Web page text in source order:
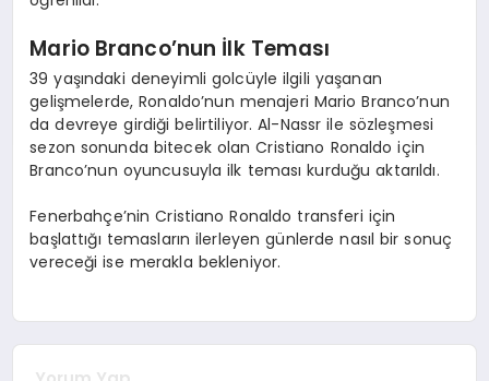
Mario Branco’nun İlk Teması
39 yaşındaki deneyimli golcüyle ilgili yaşanan
gelişmelerde, Ronaldo’nun menajeri Mario Branco’nun
da devreye girdiği belirtiliyor. Al-Nassr ile sözleşmesi
sezon sonunda bitecek olan Cristiano Ronaldo için
Branco’nun oyuncusuyla ilk teması kurduğu aktarıldı.
Fenerbahçe’nin Cristiano Ronaldo transferi için
başlattığı temasların ilerleyen günlerde nasıl bir sonuç
vereceği ise merakla bekleniyor.